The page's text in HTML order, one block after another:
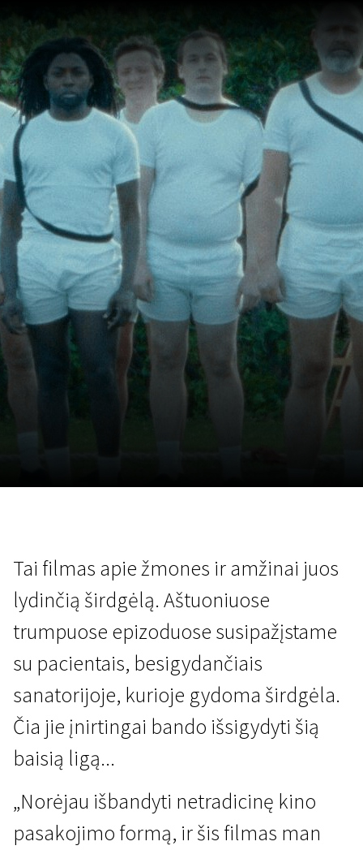
Tai filmas apie žmones ir amžinai juos
lydinčią širdgėlą. Aštuoniuose
trumpuose epizoduose susipažįstame
su pacientais, besigydančiais
sanatorijoje, kurioje gydoma širdgėla.
Čia jie įnirtingai bando išsigydyti šią
baisią ligą...
„Norėjau išbandyti netradicinę kino
pasakojimo formą, ir šis filmas man